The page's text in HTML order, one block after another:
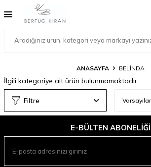
ANASAYFA BELİNDA
İlgili kategoriye ait ürün bulunmamaktadır.
Filtre
E-BÜLTEN ABONELIĞI